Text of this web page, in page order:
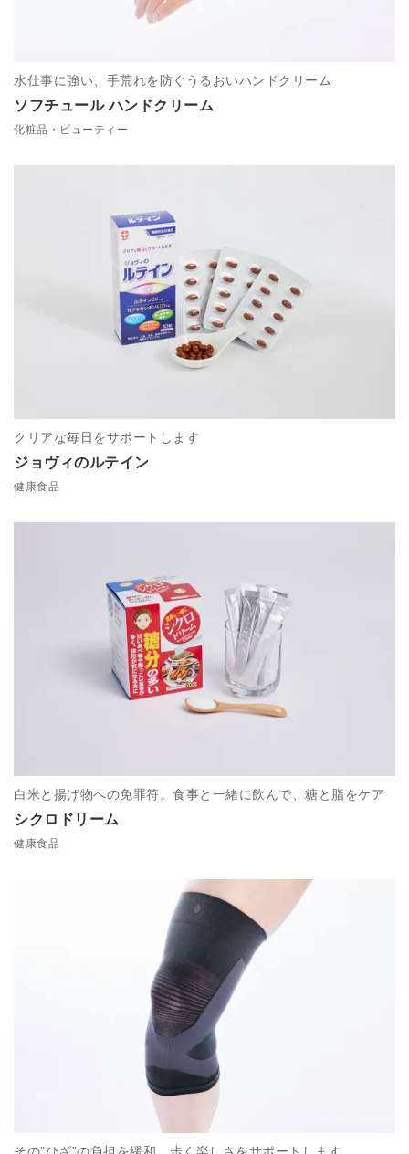
ソフチュール ハンドクリーム
水仕事に強い、手荒れを防ぐうるおいハンドクリーム
化粧品・ビューティー
ジョヴィのルテイン
クリアな毎日をサポートします
健康食品
シクロドリーム
白米と揚げ物への免罪符。食事と一緒に飲んで、糖と脂をケア
健康食品